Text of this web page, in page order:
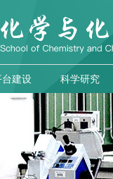
台建设 科学研究